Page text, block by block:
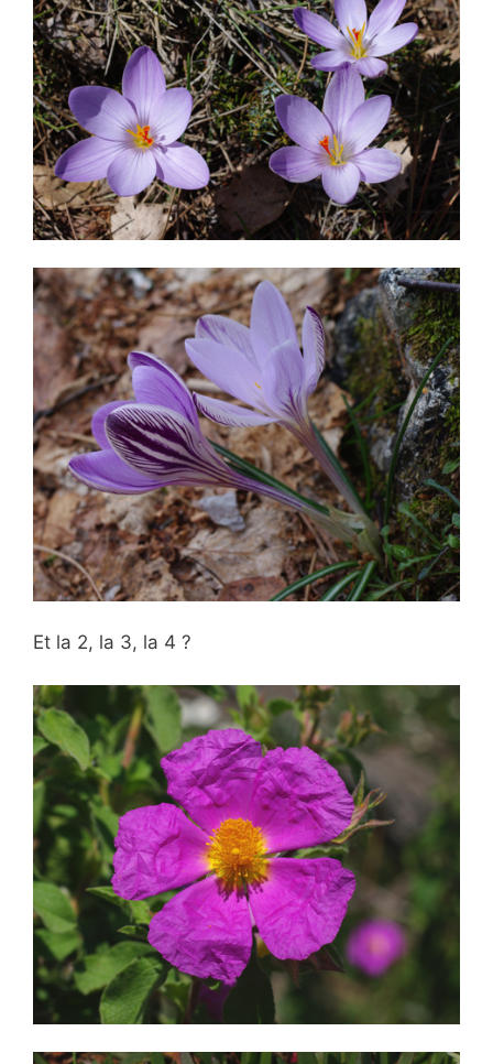
Et la 2, la 3, la 4 ?